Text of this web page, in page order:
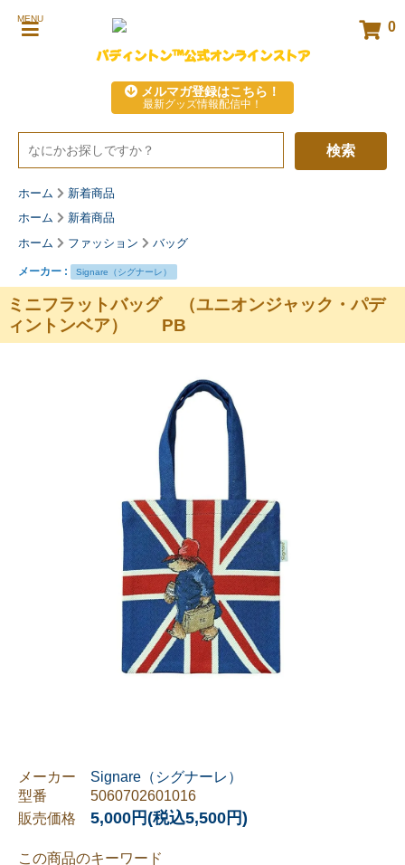
MENU 0
パディントン™公式オンラインストア
メルマガ登録はこちら！
最新グッズ情報配信中！
検索
ホーム
新着商品
ホーム
新着商品
ホーム
ファッション バッグ
メーカー : Signare（シグナーレ）
ミニフラットバッグ （ユニオンジャック・パデ
ィントンベア） PB
メーカー Signare（シグナーレ）
型番
5060702601016
販売価格 5,000円(税込5,500円)
この商品のキーワード